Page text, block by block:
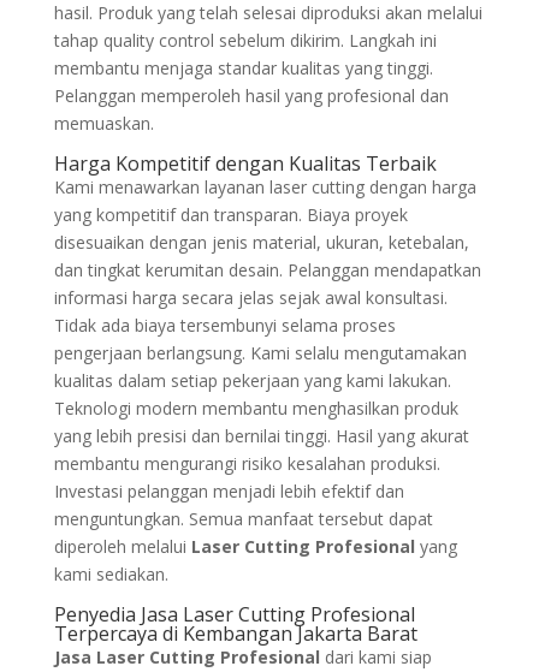
hasil. Produk yang telah selesai diproduksi akan melalui
tahap quality control sebelum dikirim. Langkah ini
membantu menjaga standar kualitas yang tinggi.
Pelanggan memperoleh hasil yang profesional dan
memuaskan.
Harga Kompetitif dengan Kualitas Terbaik
Kami menawarkan layanan laser cutting dengan harga
yang kompetitif dan transparan. Biaya proyek
disesuaikan dengan jenis material, ukuran, ketebalan,
dan tingkat kerumitan desain. Pelanggan mendapatkan
informasi harga secara jelas sejak awal konsultasi.
Tidak ada biaya tersembunyi selama proses
pengerjaan berlangsung. Kami selalu mengutamakan
kualitas dalam setiap pekerjaan yang kami lakukan.
Teknologi modern membantu menghasilkan produk
yang lebih presisi dan bernilai tinggi. Hasil yang akurat
membantu mengurangi risiko kesalahan produksi.
Investasi pelanggan menjadi lebih efektif dan
menguntungkan. Semua manfaat tersebut dapat
diperoleh melalui Laser Cutting Profesional yang
kami sediakan.
Penyedia Jasa Laser Cutting Profesional
Terpercaya di Kembangan Jakarta Barat
Jasa Laser Cutting Profesional dari kami siap